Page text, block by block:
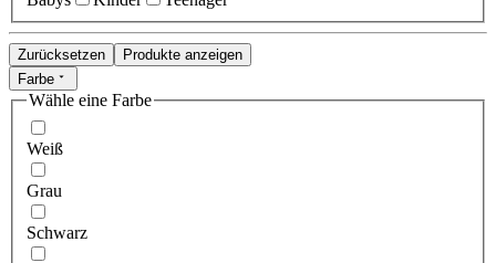
Zurücksetzen
Produkte anzeigen
Farbe
Wähle eine Farbe
Weiß
Grau
Schwarz